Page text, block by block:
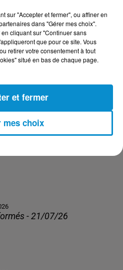
- 24/07/26
- 21/07/26
sur "Accepter et fermer", ou affiner en
dans "Gérer mes choix".
cliquant sur "Continuer sans
que pour ce site. Vous
retirer votre consentement à tout
situé en bas de chaque page.
mes choix
et fermer